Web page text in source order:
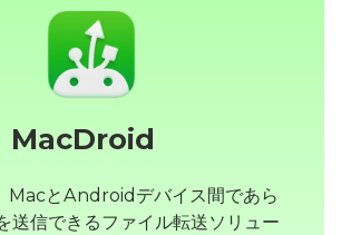
MacDroid
MacとAndroidデバイス間であら
送信できるファイル転送ソリュー